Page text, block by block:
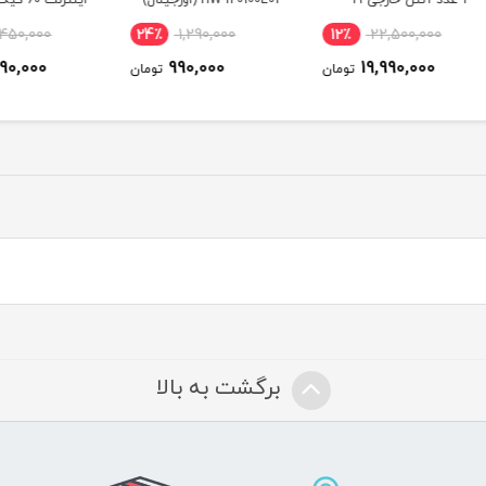
1,290,000
990,000
(مخصوص مودم )
2,450,000
2,090,000
برگشت به بالا